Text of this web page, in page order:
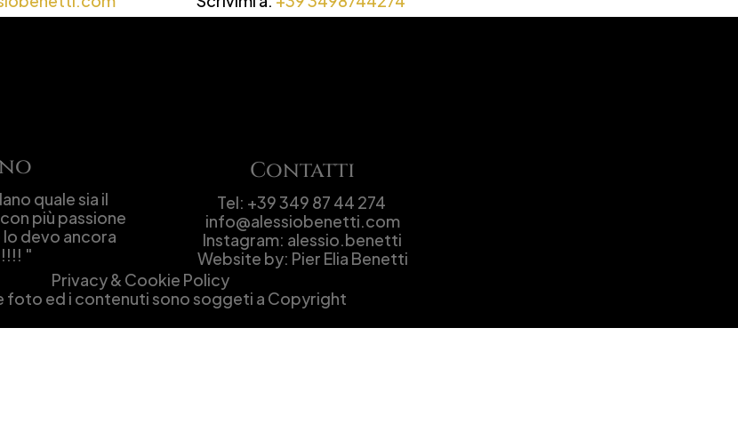
quale sia il
più passione
devo ancora
"
Contatti
info@alessiobenetti.com
Instagram: alessio.benetti
Website by: Pier Elia Benetti
Privacy & Cookie Policy
foto ed i contenuti sono soggeti a Copyright